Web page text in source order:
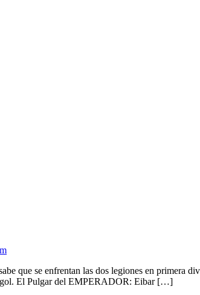
se enfrentan las dos legiones en primera
gol. El Pulgar del EMPERADOR: Eibar […]